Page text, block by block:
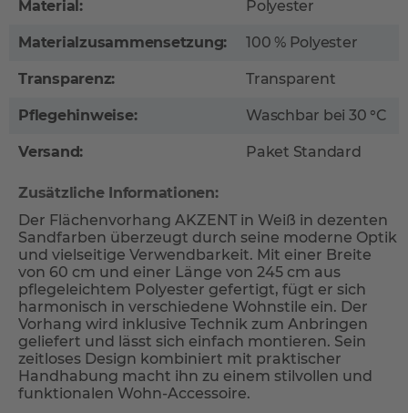
Material: Polyester
Materialzusammensetzung: 100 % Polyester
Transparenz: Transparent
Pflegehinweise: Waschbar bei 30 °C
Versand: Paket Standard
Zusätzliche Informationen:
Der Flächenvorhang AKZENT in Weiß in dezenten
Sandfarben überzeugt durch seine moderne Optik
und vielseitige Verwendbarkeit. Mit einer Breite
von 60 cm und einer Länge von 245 cm aus
pflegeleichtem Polyester gefertigt, fügt er sich
harmonisch in verschiedene Wohnstile ein. Der
Vorhang wird inklusive Technik zum Anbringen
geliefert und lässt sich einfach montieren. Sein
zeitloses Design kombiniert mit praktischer
Handhabung macht ihn zu einem stilvollen und
funktionalen Wohn-Accessoire.